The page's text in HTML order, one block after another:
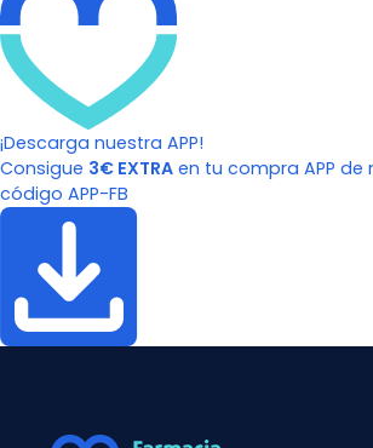
¡Descarga nuestra APP!
Consigue 3€ EXTRA en tu compra APP
código APP-FB